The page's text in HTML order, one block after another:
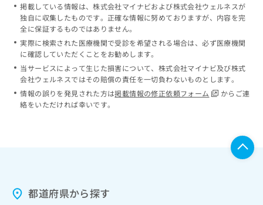
掲載している情報は、株式会社マイナビおよび株式会社ウェルネスが
独自に収集したものです。正確な情報に努めておりますが、内容を完
全に保証するものではありません。
実際に検索された医療機関で受診を希望される場合は、必ず医療機関
に確認していただくことをお勧めします。
当サービスによって生じた損害について、株式会社マイナビ及び株式
会社ウェルネスではその賠償の責任を一切負わないものとします。
情報の誤りを発見された方は掲載情報の修正依頼フォーム
からご連
絡をいただければ幸いです。
都道府県から探す